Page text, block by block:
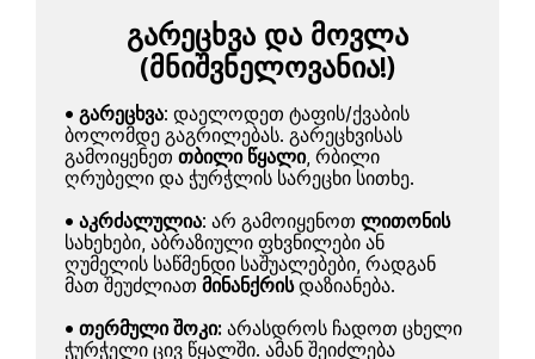
გარეცხვა და მოვლა
(მნიშვნელოვანია!)
•გარეცხვა: დაელოდეთ ტაფის/ქვაბის
ბოლომდე გაგრილებას. გარეცხვისას
გამოიყენეთთბილი წყალი, რბილი
ღრუბელი და ჭურჭლის სარეცხი სითხე.
•აკრძალულია: არ გამოიყენოთლითონის
სახეხები, აბრაზიული ფხვნილები ან
ღუმელის საწმენდი საშუალებები, რადგან
მათ შეუძლიათმინანქრისდაზიანება.
•თერმული შოკი: არასდროს ჩადოთ ცხელი
ჭურჭელი ცივ წყალში. ამან შეიძლება